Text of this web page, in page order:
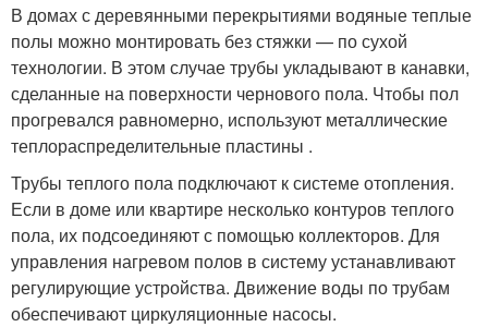
В домах с деревянными перекрытиями водяные теплые
полы можно монтировать без стяжки — по сухой
технологии. В этом случае трубы укладывают в канавки,
сделанные на поверхности чернового пола. Чтобы пол
прогревался равномерно, используют металлические
теплораспределительные пластины .
Трубы теплого пола подключают к системе отопления.
Если в доме или квартире несколько контуров теплого
пола, их подсоединяют с помощью коллекторов. Для
управления нагревом полов в систему устанавливают
регулирующие устройства. Движение воды по трубам
обеспечивают циркуляционные насосы.